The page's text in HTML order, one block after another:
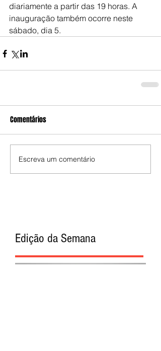
diariamente a partir das 19 horas. A
inauguração também ocorre neste
sábado, dia 5.
Comentários
Escreva um comentário
Edição da Semana